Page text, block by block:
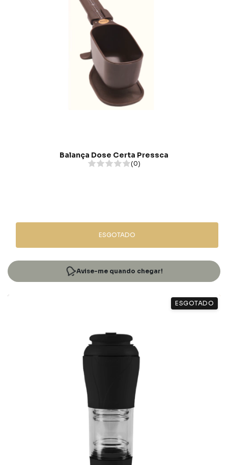
Balança Dose Certa Pressca
(0)
ESGOTADO
Avise-me quando chegar!
ESGOTADO